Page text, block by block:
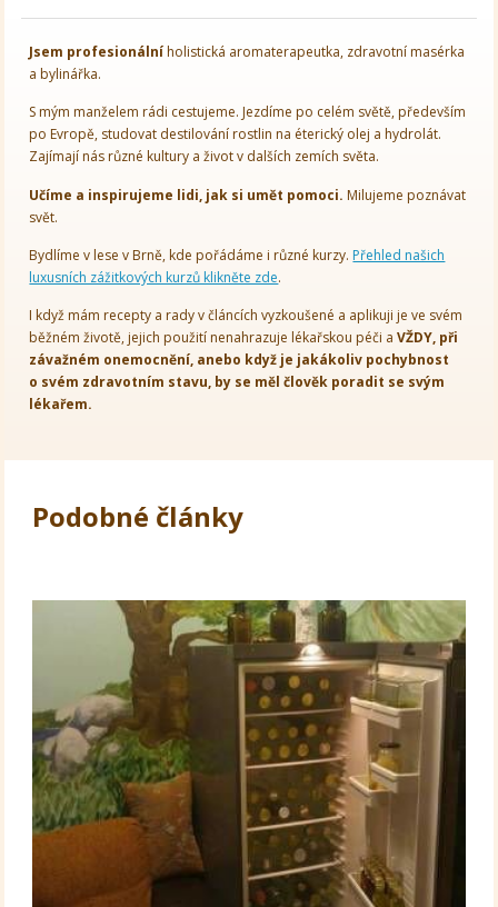
Jsem profesionálníholistická aromaterapeutka, zdravotní masérka
a bylinářka.
S mým manželem rádi cestujeme. Jezdíme po celém světě, především
po Evropě, studovat destilování rostlin na éterický olej a hydrolát.
Zajímají nás různé kultury a život v dalších zemích světa.
Učíme a inspirujeme lidi, jak si umět pomoci. Milujeme poznávat
svět.
Bydlíme v lese v Brně, kde pořádáme i různé kurzy. Přehled našich
luxusních zážitkových kurzů klikněte zde.
I když mám recepty a rady v článcích vyzkoušené a aplikuji je ve svém
běžném životě, jejich použití nenahrazuje lékařskou péči aVŽDY, při
závažném onemocnění, anebo když je jakákoliv pochybnost
o svém zdravotním stavu, by se měl člověk poradit se svým
lékařem.
Podobné články